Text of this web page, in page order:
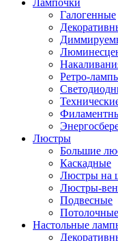
Лампочки
Галогенные
Ретро-
Люстры
Большие
Каскадные
Люстры на
Люстры-
Подвесные
Потолочные
Настольные